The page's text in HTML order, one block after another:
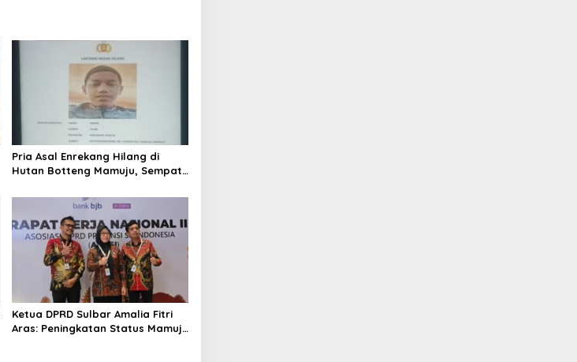
Pria Asal Enrekang Hilang di
Hutan Botteng Mamuju, Sempat
Ketua DPRD Sulbar Amalia Fitri
Aras: Peningkatan Status Mamuju